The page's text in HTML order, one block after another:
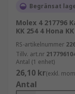
Begränsat
Molex 4 217796
KK 254 4 Hona
RS-artikelnummer
Tillv. art.nr
Antal (1 enhet)
26,10 kr(exkl.
Antal